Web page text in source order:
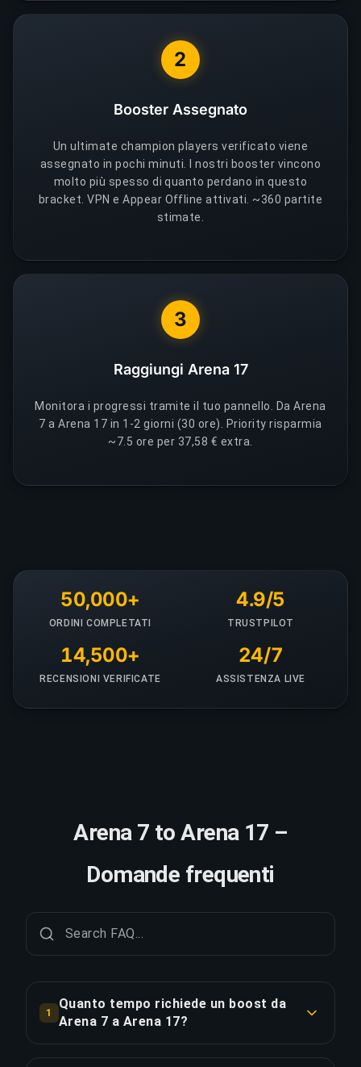
2
Booster Assegnato
Un ultimate champion players verificato viene
assegnato in pochi minuti. I nostri booster vincono
molto più spesso di quanto perdano in questo
bracket. VPN e Appear Offline attivati. ~360 partite
stimate.
3
Raggiungi Arena 17
Monitora i progressi tramite il tuo pannello. Da Arena
7 a Arena 17 in 1-2 giorni (30 ore). Priority risparmia
~7.5 ore per 37,58 € extra.
50,000+
ORDINI COMPLETATI
4.9/5
TRUSTPILOT
14,500+
RECENSIONI VERIFICATE
24/7
ASSISTENZA LIVE
Arena 7 to Arena 17 –
Domande frequenti
1
Quanto tempo richiede un boost da
Arena 7 a Arena 17?